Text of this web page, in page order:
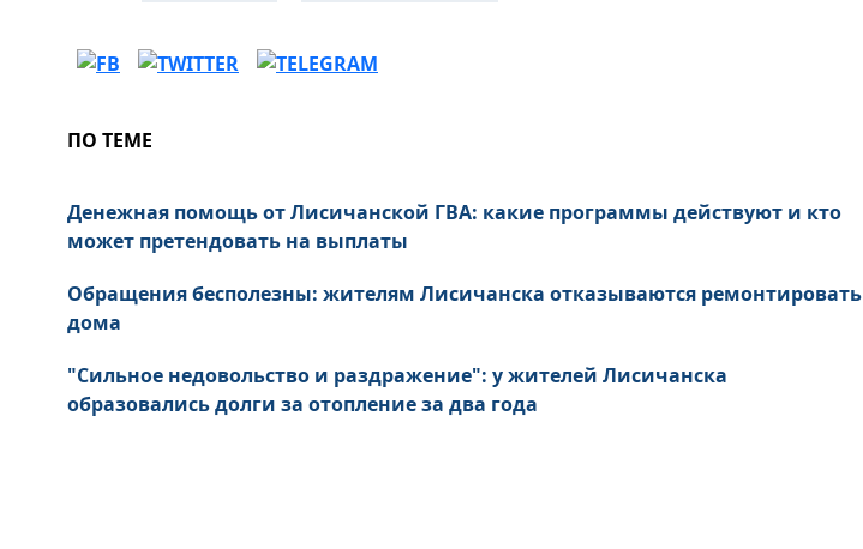
ПО ТЕМЕ
Денежная помощь от Лисичанской ГВА: какие программы действуют и кто
может претендовать на выплаты
Обращения бесполезны: жителям Лисичанска отказываются ремонтировать
дома
"Сильное недовольство и раздражение": у жителей Лисичанска
образовались долги за отопление за два года